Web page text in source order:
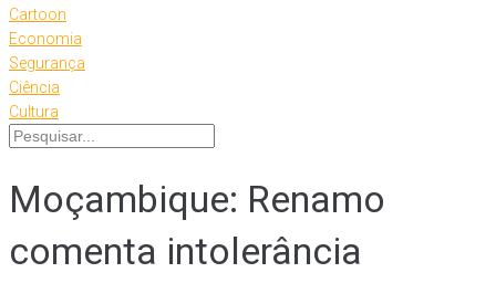
Cartoon
Economia
Segurança
Ciência
Cultura
Moçambique: Renamo
comenta intolerância